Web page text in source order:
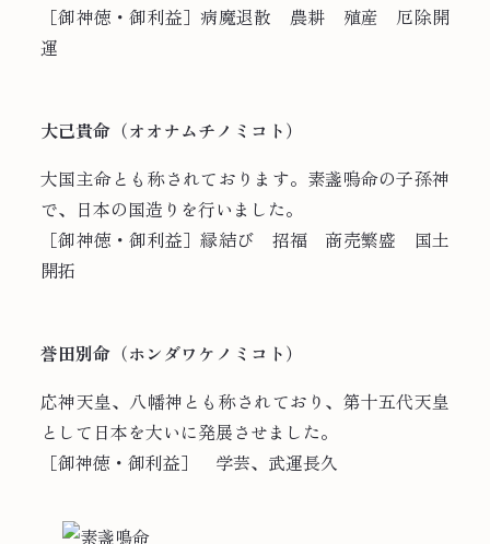
［御神徳・御利益］病魔退散 農耕 殖産 厄除開
運
大己貴命（オオナムチノミコト）
大国主命とも称されております。素盞嗚命の子孫神
で、日本の国造りを行いました。
［御神徳・御利益］縁結び 招福 商売繁盛 国土
開拓
誉田別命（ホンダワケノミコト）
応神天皇、八幡神とも称されており、第十五代天皇
として日本を大いに発展させました。
［御神徳・御利益］ 学芸、武運長久